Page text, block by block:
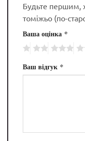
Будьте першим,
томіжьо (по-
Ваша оцінка *
Ваш відгук *